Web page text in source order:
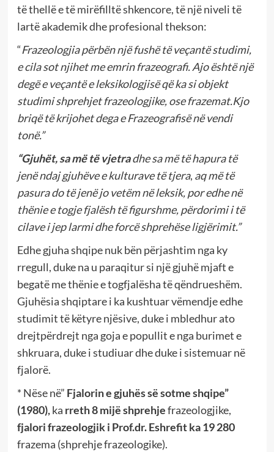
të thellë e të mirëfilltë shkencore, të një niveli të
lartë akademik dhe profesional thekson:
“Frazeologjia përbën një fushë të veçantë studimi,
e cila sot njihet me emrin frazeografi. Ajo është një
degë e veçantë e leksikologjisë që ka si objekt
studimi shprehjet frazeologjike, ose frazemat.Kjo
briqë të krijohet dega e Frazeografisë në vendi
tonë.”
“Gjuhët, sa më të vjetradhe sa më të hapura të
jenë ndaj gjuhëve e kulturave të tjera, aq më të
pasura do të jenë jo vetëm në leksik, por edhe në
thënie e togje fjalësh të figurshme, përdorimi i të
cilave i jep larmi dhe forcë shprehëse ligjërimit.”
Edhe gjuha shqipe nuk bën përjashtim nga ky
rregull, duke na u paraqitur si një gjuhë mjaft e
begatë me thënie e togfjalësha të qëndrueshëm.
Gjuhësia shqiptare i ka kushtuar vëmendje edhe
studimit të këtyre njësive, duke i mbledhur ato
drejtpërdrejt nga goja e popullit e nga burimet e
shkruara, duke i studiuar dhe duke i sistemuar në
fjalorë.
* Nëse në” Fjalorin e gjuhës së sotme shqipe”
(1980),ka rreth 8 mijë shprehjefrazeologjike,
fjalori frazeologjik i Prof.dr. Eshrefit ka 19 280
frazema (shprehje frazeologike).